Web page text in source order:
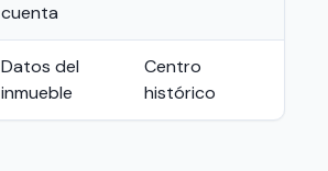
cuenta
Datos del
inmueble
Centro
histórico